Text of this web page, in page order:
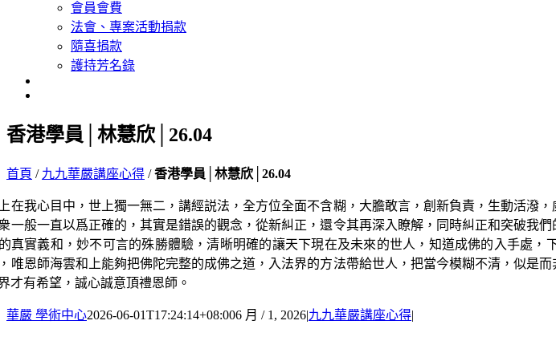
會員會費
法會、專案活動捐款
隨喜捐款
護持芳名錄
香港學員│林慧欣│26.04
首頁 / 九九華嚴講座心得 /香港學員│林慧欣│26.04
在我心目中，世上獨一無二，講經説法，全方位全面不含糊，大膽敢言，創新負責，生動活潑
一般一直以爲正確的，其實是錯誤的觀念，從新糾正，還令其再深入瞭解，同時糾正和突破我
真實義和，妙不可言的殊勝體驗，清晰明確的讓天下現在及未來的世人，知道成佛的入手處
唯恩師海雲和上能夠把佛陀完整的成佛之道，入法界的方法帶給世人，把當今模糊不清，似是
才有希望，誠心誠意頂禮恩師。
華嚴 學術中心2026-06-01T17:24:14+08:006 月 / 1, 2026|九九華嚴講座心得|